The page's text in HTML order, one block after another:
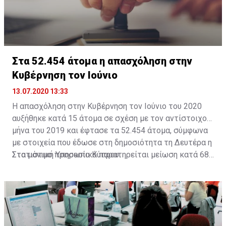
Όπως αναφέρεται, η πρόσθετη μέρα αφορά τους
ενδιαφερόμενους για την περίοδο από την 1η Απριλίου
2021 μέχρι και την 30η Απριλίου 2021, οι οποίοι για
οποιοδήποτε λόγο δεν υπέβαλαν σχετική αίτηση κατά
την περίοδο υποβολής αιτήσεων για τον μήνα Απρίλιο
2021.
Στα 52.454 άτομα η απασχόληση στην
Κυβέρνηση τον Ιούνιο
13.07.2020 13:33
Η απασχόληση στην Κυβέρνηση τον Ιούνιο του 2020
αυξήθηκε κατά 15 άτομα σε σχέση με τον αντίστοιχο
μήνα του 2019 και έφτασε τα 52.454 άτομα, σύμφωνα
με στοιχεία που έδωσε στη δημοσιότητα τη Δευτέρα η
Στατιστική Υπηρεσία Κύπρου.
Στο μόνιμο προσωπικό παρατηρείται μείωση κατά 685
άτομα (5,0%) φθάνοντας τις 16.541 σε σχέση με 15.470
άτομα τον Ιούνιο του 2019.